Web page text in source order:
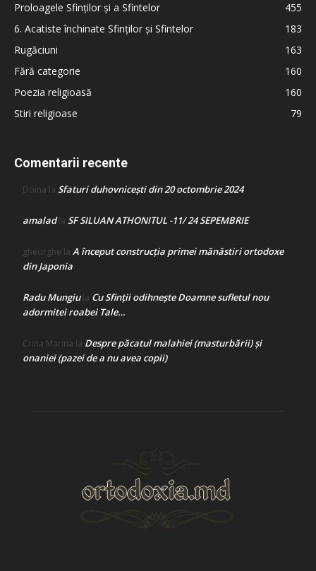
Proloagele Sfinților și a Sfintelor
455
6. Acatiste închinate Sfinților și Sfintelor
183
Rugăciuni
163
Fără categorie
160
Poezia religioasă
160
Stiri religioase
79
Comentarii recente
Doina la Sfaturi duhovnicești din 20 octombrie 2024
amaladla SF SILUAN ATHONITUL -11/ 24 SEPEMBRIE
gheorghe la A început construcţia primei mănăstiri ortodoxe
din Japonia
Radu Mungiula Cu Sfinții odihnește Doamne sufletul nou
adormitei roabei Tale…
Crina Marina la Despre păcatul malahiei (masturbării) şi
onaniei (pazei de a nu avea copii)